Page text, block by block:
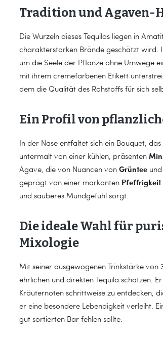
Tradition und Agaven-
Die Wurzeln dieses Tequilas liegen in
charakterstarken Brände geschätzt wird.
um die Seele der Pflanze ohne Umwege
mit ihrem cremefarbenen Etikett
dem die Qualität des Rohstoffs für sich
Ein Profil von
In der Nase entfaltet sich ein Bouquet,
untermalt von einer kühlen, präsenten
Agave, die von Nuancen von Grüntee
geprägt von einer markanten Pfeffrigkeit
und sauberes Mundgefühl sorgt.
Die ideale Wahl für
Mixologie
Mit seiner ausgewogenen Trinkstärke von
ehrlichen und direkten Tequila schätzen.
Kräuternoten schrittweise zu entdecken,
er eine besondere Lebendigkeit verleiht.
gut sortierten Bar fehlen sollte.